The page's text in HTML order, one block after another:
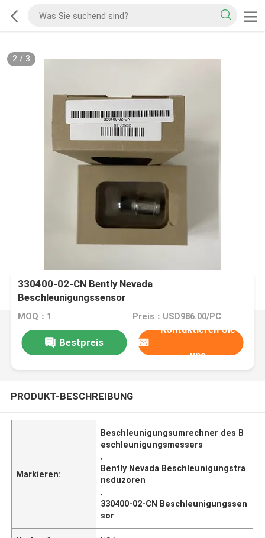
2/ 3
330400-02-CN Bently Nevada
Beschleunigungssensor
Beschleunigungsumrechner
MOQ：1 Preis：USD986.00/PC
Bestpreis
Kontaktieren Sie
uns
PRODUKT-BESCHREIBUNG
Markieren:
Beschleunigungsumrechner des B
eschleunigungsmessers
,
Bently Nevada Beschleunigungstra
nsduzoren
,
330400-02-CN Beschleunigungssen
sor